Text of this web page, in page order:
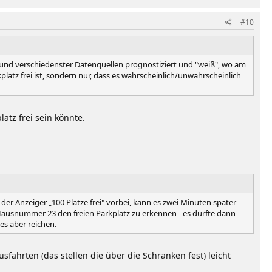
#10
verschiedenster Datenquellen prognostiziert und "weiß", wo am
frei ist, sondern nur, dass es wahrscheinlich/unwahrscheinlich
frei sein könnte.
Anzeiger „100 Plätze frei" vorbei, kann es zwei Minuten später
23 den freien Parkplatz zu erkennen - es dürfte dann
aber reichen.
(das stellen die über die Schranken fest) leicht